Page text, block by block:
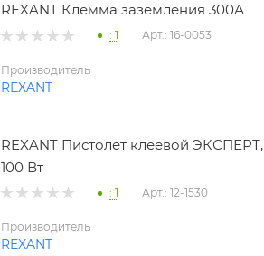
REXANT Клемма заземления 300А
: 1 Арт.: 16-0053
Производитель
REXANT
REXANT Пистолет клеевой ЭКСПЕРТ,
100 Вт
: 1 Арт.: 12-1530
Производитель
REXANT